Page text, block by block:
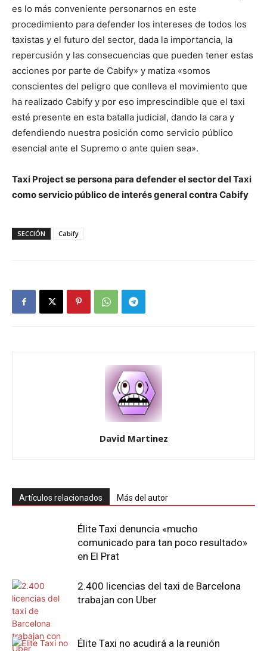
es lo más conveniente personarnos en este
procedimiento para defender los intereses de todos los
taxistas y el futuro del sector, dada la importancia, la
repercusión y las consecuencias que pueden tener estas
acciones por parte de Cabify» y matiza «somos
conscientes del peligro que conlleva el movimiento que
ha realizado Cabify y por eso imprescindible que el taxi
esté presente en esta batalla judicial, dando la cara y
defendiendo nuestra posición como servicio público
esencial ante el Supremo o ante quien sea».
Taxi Project se persona para defender el sector del Taxi
como servicio público de interés general contra Cabify
SECCIÓN Cabify
David Martinez
Artículos relacionados Más del autor
Élite Taxi denuncia «mucho
comunicado para tan poco resultado»
en El Prat
2.400 licencias del taxi de Barcelona
trabajan con Uber
Élite Taxi no acudirá a la reunión